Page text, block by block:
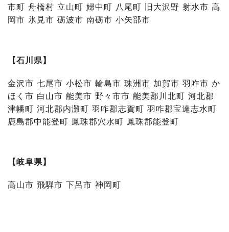
市町 舟橋村 立山町 婦中町 八尾町 旧大沢野 射水市 高
岡市 氷見市 砺波市 南砺市 小矢部市
【石川県】
金沢市 七尾市 小松市 輪島市 珠洲市 加賀市 羽咋市 か
ほく市 白山市 能美市 野々市市 能美郡川北町 河北郡
津幡町 河北郡内灘町 羽咋郡志賀町 羽咋郡宝達志水町
鹿島郡中能登町 鳳珠郡穴水町 鳳珠郡能登町
【岐阜県】
高山市 飛騨市 下呂市 神岡町